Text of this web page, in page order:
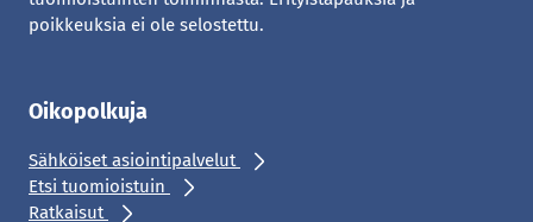
poikkeuksia ei ole selostettu.
Oikopolkuja
Sähköiset asiointipalvelut
Etsi tuomioistuin
Ratkaisut